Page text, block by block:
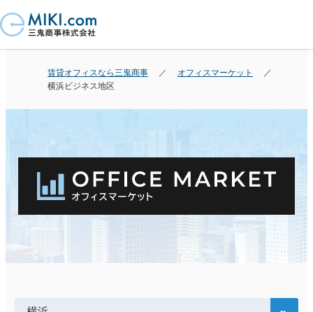
賃貸オフィスなら三鬼商事
オフィスマーケット
横浜ビジネス地区